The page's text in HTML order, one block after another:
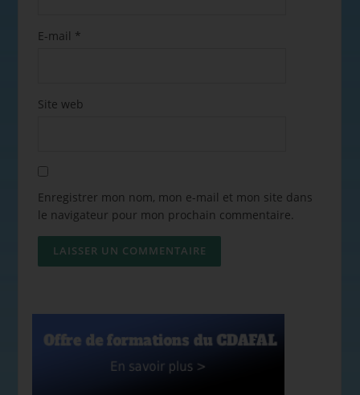
E-mail *
Site web
Enregistrer mon nom, mon e-mail et mon site dans
le navigateur pour mon prochain commentaire.